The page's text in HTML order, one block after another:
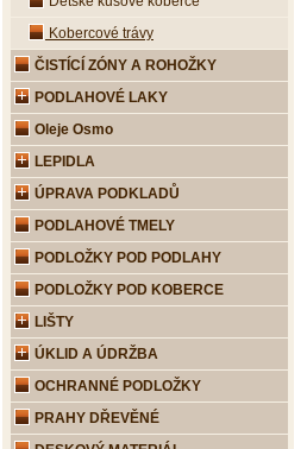
Kobercové trávy
ČISTÍCÍ ZÓNY A ROHOŽKY
PODLAHOVÉ LAKY
Oleje Osmo
LEPIDLA
ÚPRAVA PODKLADŮ
PODLAHOVÉ TMELY
PODLOŽKY POD PODLAHY
PODLOŽKY POD KOBERCE
LIŠTY
ÚKLID A ÚDRŽBA
OCHRANNÉ PODLOŽKY
PRAHY DŘEVĚNÉ